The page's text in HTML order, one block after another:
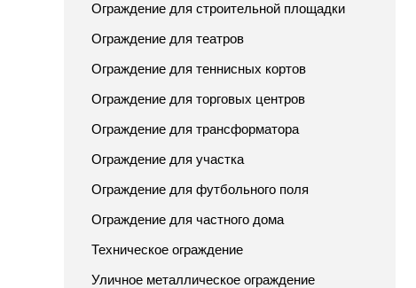
Ограждение для строительной площадки
Ограждение для театров
Ограждение для теннисных кортов
Ограждение для торговых центров
Ограждение для трансформатора
Ограждение для участка
Ограждение для футбольного поля
Ограждение для частного дома
Техническое ограждение
Уличное металлическое ограждение